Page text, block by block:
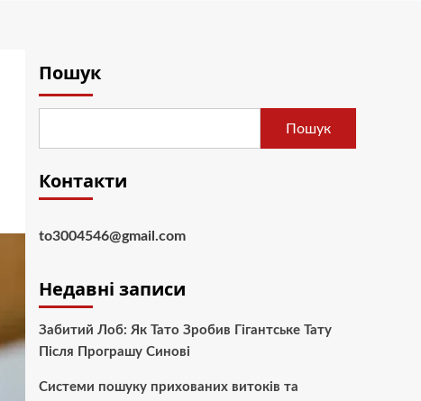
Пошук
Пошук
Контакти
to3004546@gmail.com
Недавні записи
Забитий Лоб: Як Тато Зробив Гігантське Тату
Після Програшу Синові
Системи пошуку прихованих витоків та